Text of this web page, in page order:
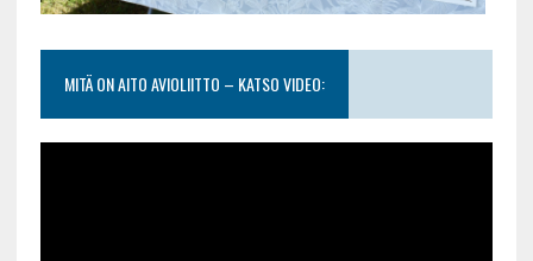
MITÄ ON AITO AVIOLIITTO – KATSO VIDEO: